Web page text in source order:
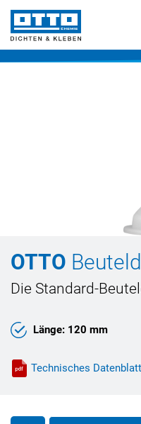
OTTO
Die Standard-
Länge: 120 mm
Technisches Datenblatt